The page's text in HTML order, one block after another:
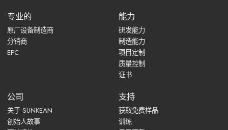
专业的
原厂设备制造商
分销商
EPC
能力
研发能力
制造能力
项目定制
质量控制
证书
公司
关于 SUNKEAN
创始人故事
支持
获取免费样品
训练